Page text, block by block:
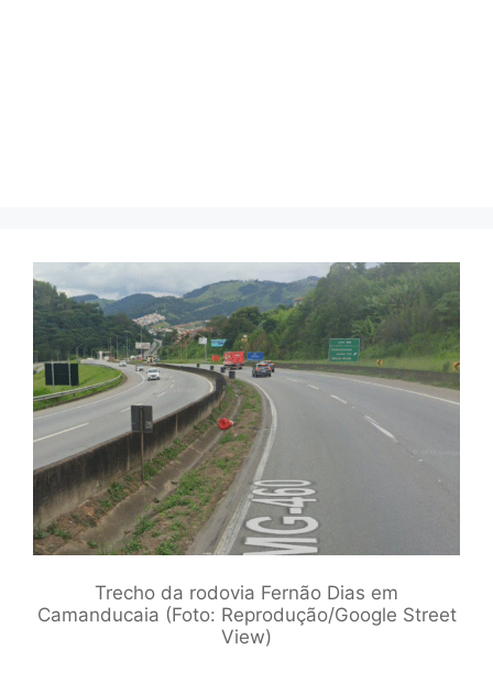
Trecho da rodovia Fernão Dias em
Camanducaia (Foto: Reprodução/Google Street
View)